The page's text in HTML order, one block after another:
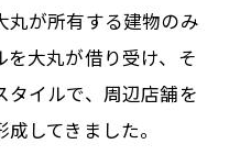
丸が所有する建物のみ
大丸が借り受け、そ
タイルで、周辺店舗を
してきました。